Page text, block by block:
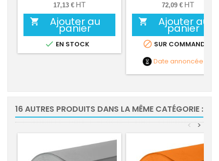
17,13 € HT
 Ajouter au
panier
 EN STOCK
72,09 € HT
 Ajouter au
panier
 SUR COMMANDE
Date annoncée
16 AUTRES PRODUITS DANS LA MÊME CATÉGORIE :
>
<